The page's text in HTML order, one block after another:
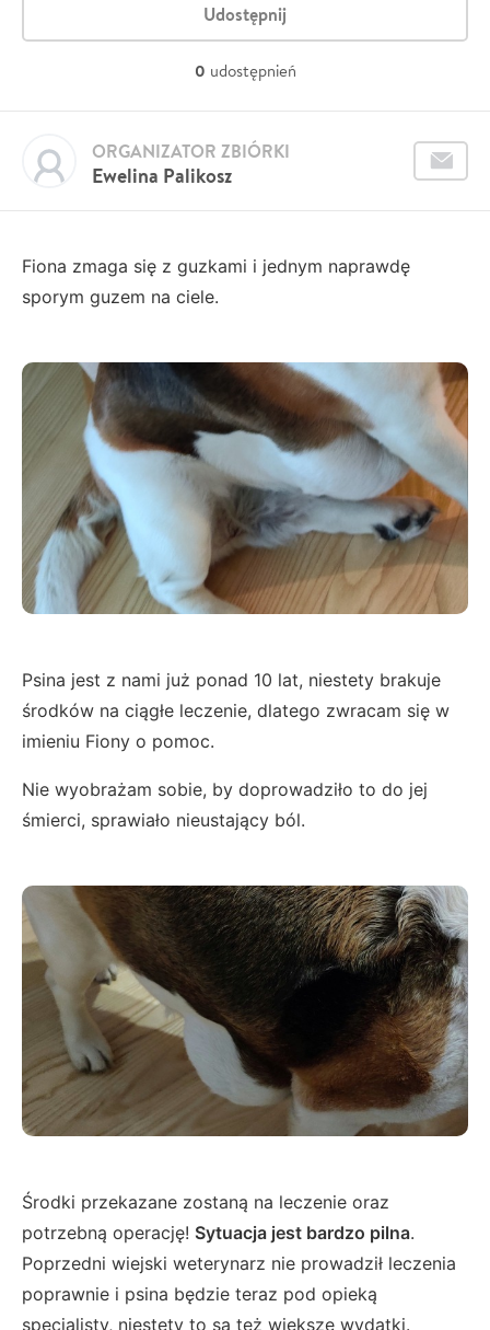
Udostępnij
0 udostępnień
Ewelina Palikosz
ORGANIZATOR ZBIÓRKI
Fiona zmaga się z guzkami i jednym naprawdę
sporym guzem na ciele.
Psina jest z nami już ponad 10 lat, niestety brakuje
środków na ciągłe leczenie, dlatego zwracam się w
imieniu Fiony o pomoc.
Nie wyobrażam sobie, by doprowadziło to do jej
śmierci, sprawiało nieustający ból.
Środki przekazane zostaną na leczenie oraz
potrzebną operację! Sytuacja jest bardzo pilna.
Poprzedni wiejski weterynarz nie prowadził leczenia
poprawnie i psina będzie teraz pod opieką
specjalisty, niestety to są też większe wydatki.